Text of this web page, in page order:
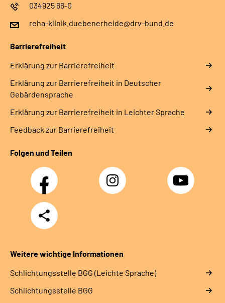
034925 66-0
reha-klinik.duebenerheide@drv-bund.de
Barrierefreiheit
Erklärung zur Barrierefreiheit
Erklärung zur Barrierefreiheit in Deutscher
Gebärdensprache
Erklärung zur Barrierefreiheit in Leichter Sprache
Feedback zur Barrierefreiheit
Folgen und Teilen
Facebook Instagram YouTube
Teilen
Weitere wichtige Informationen
Schlich­tungs­stel­le BGG (Leichte Sprache)
Schlich­tungs­stel­le BGG